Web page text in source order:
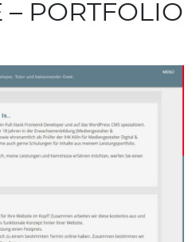
– PORTFOLIO